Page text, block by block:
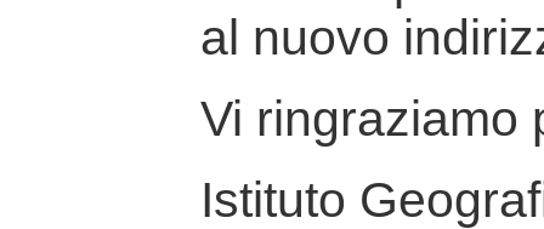
al nuovo
Vi ringraziamo
Istituto